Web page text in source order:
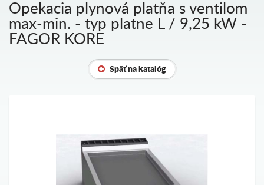
Opekacia plynová platňa s ventilom
max-min. - typ platne L / 9,25 kW -
FAGOR KORE
Späť na katalóg